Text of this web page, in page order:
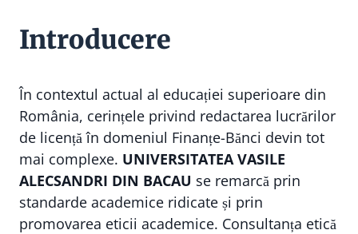
Introducere
În contextul actual al educației superioare din
România, cerințele privind redactarea lucrărilor
de licență în domeniul Finanțe-Bănci devin tot
mai complexe. UNIVERSITATEA VASILE
ALECSANDRI DIN BACAU se remarcă prin
standarde academice ridicate și prin
promovarea eticii academice. Consultanța etică